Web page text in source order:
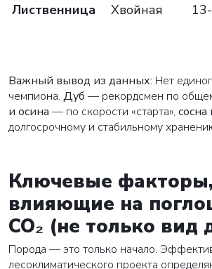
Лиственница Хвойная
Важный вывод из данных: Нет
чемпиона. Дуб — рекордсмен по
и осина — по скорости «старта», сосна
долгосрочному и стабильному
Ключевые факторы,
влияющие на
CO₂ (не только вид
Порода — это только начало.
лесоклиматического проекта